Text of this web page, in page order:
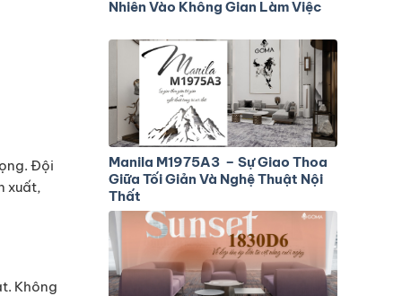
Đội
xuất,
Không
Nhiên Vào Không Gian Làm Việc
Manila M1975A3 – Sự Giao Thoa
Giữa Tối Giản Và Nghệ Thuật Nội
Thất